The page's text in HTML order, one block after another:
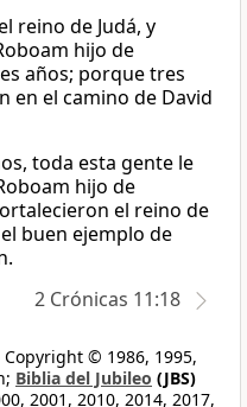
reino de Judá, y
hijo de
años; porque tres
en el camino de David
toda esta gente le
hijo de
el reino de
buen ejemplo de
2 Crónicas 11:18
Copyright © 1986, 1995,
Biblia del Jubileo (JBS)
2001, 2010, 2014, 2017,